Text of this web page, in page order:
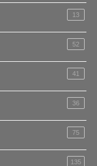
13
52
41
36
75
135